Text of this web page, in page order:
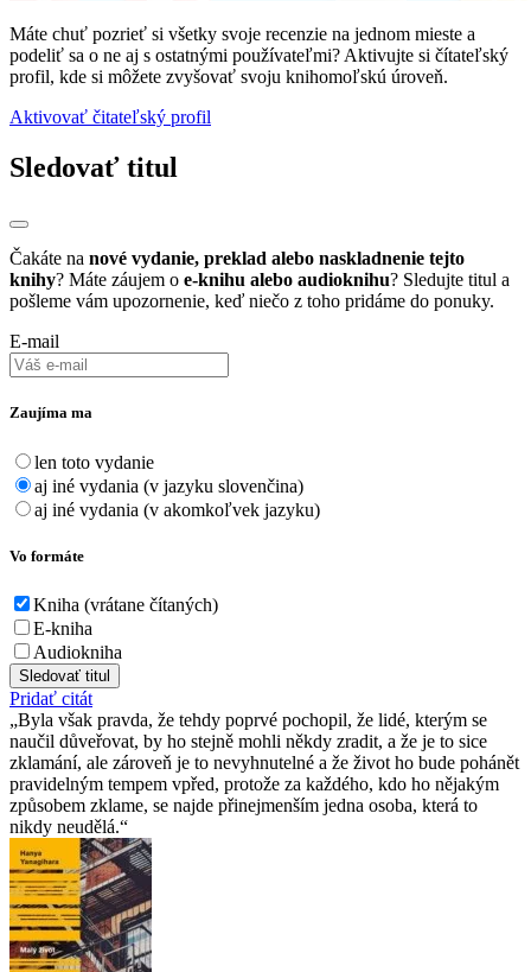
Máte chuť pozrieť si všetky svoje recenzie na jednom mieste a
podeliť sa o ne aj s ostatnými používateľmi? Aktivujte si čítateľský
profil, kde si môžete zvyšovať svoju knihomoľskú úroveň.
Aktivovať čitateľský profil
Sledovať titul
Čakáte na nové vydanie, preklad alebo naskladnenie tejto
knihy? Máte záujem o e-knihu alebo audioknihu? Sledujte titul a
pošleme vám upozornenie, keď niečo z toho pridáme do ponuky.
E-mail
Zaujíma ma
len toto vydanie
aj iné vydania (v jazyku slovenčina)
aj iné vydania (v akomkoľvek jazyku)
Vo formáte
Kniha (vrátane čítaných)
E-kniha
Audiokniha
Sledovať titul
Pridať citát
Byla však pravda, že tehdy poprvé pochopil, že lidé, kterým se
naučil důveřovat, by ho stejně mohli někdy zradit, a že je to sice
zklamání, ale zároveň je to nevyhnutelné a že život ho bude pohánět
pravidelným tempem vpřed, protože za každého, kdo ho nějakým
způsobem zklame, se najde přinejmenším jedna osoba, která to
nikdy neudělá.